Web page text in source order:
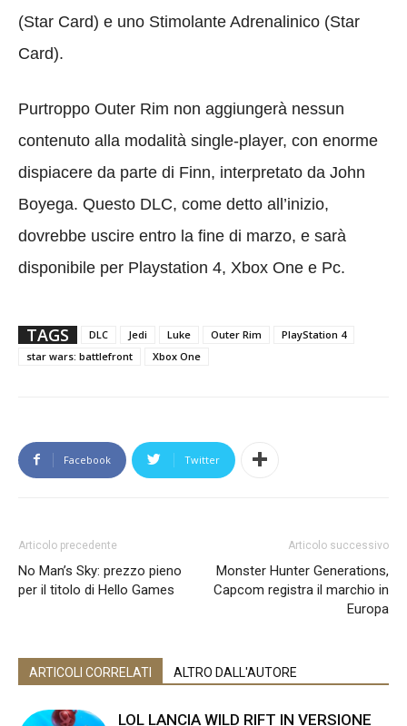
(Star Card) e uno Stimolante Adrenalinico (Star
Card).
Purtroppo Outer Rim non aggiungerà nessun
contenuto alla modalità single-player, con enorme
dispiacere da parte di Finn, interpretato da John
Boyega. Questo DLC, come detto all’inizio,
dovrebbe uscire entro la fine di marzo, e sarà
disponibile per Playstation 4, Xbox One e Pc.
TAGS DLC Jedi Luke Outer Rim
PlayStation 4
star wars: battlefront
Xbox One
Facebook Twitter
Articolo precedente
No Man’s Sky: prezzo pieno
per il titolo di Hello Games
Articolo successivo
Monster Hunter Generations,
Capcom registra il marchio in
Europa
ARTICOLI CORRELATI ALTRO DALL'AUTORE
LOL LANCIA WILD RIFT IN VERSIONE